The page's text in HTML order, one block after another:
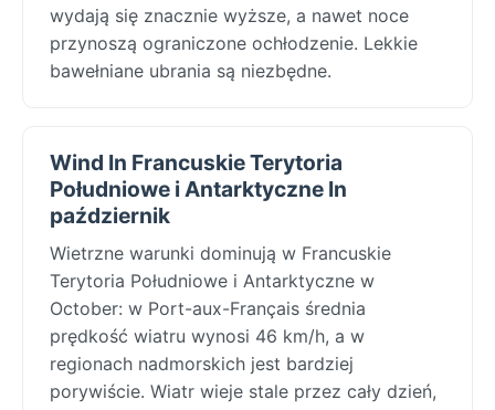
wydają się znacznie wyższe, a nawet noce
przynoszą ograniczone ochłodzenie. Lekkie
bawełniane ubrania są niezbędne.
Wind In Francuskie Terytoria
Południowe i Antarktyczne In
październik
Wietrzne warunki dominują w Francuskie
Terytoria Południowe i Antarktyczne w
October: w Port-aux-Français średnia
prędkość wiatru wynosi 46 km/h, a w
regionach nadmorskich jest bardziej
porywiście. Wiatr wieje stale przez cały dzień,